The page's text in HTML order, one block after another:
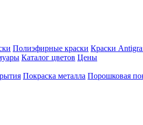
Полиэфирные краски Краски
Каталог цветов Цены
Покраска металла Порошковая